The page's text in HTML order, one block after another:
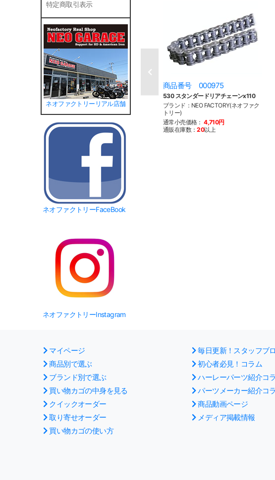
特定商取引表示
ネオファクトリーリアル店舗
ネオファクトリーFaceBook
ネオファクトリーInstagram
商品番号 000975
530 スタンダードリアチェーンx110
ブランド：NEO FACTORY(ネオファク
トリー)
通常小売価格： 4,710円
通販在庫数：20以上
マイページ
商品別で選ぶ
ブランド別で選ぶ
買い物カゴの中身を見る
クイックオーダー
取り寄せオーダー
買い物カゴの使い方
毎日更新！スタッフブ
初心者必見！コラム
ハーレーパーツ紹介コ
パーツメーカー紹介コ
商品動画ページ
メディア掲載情報